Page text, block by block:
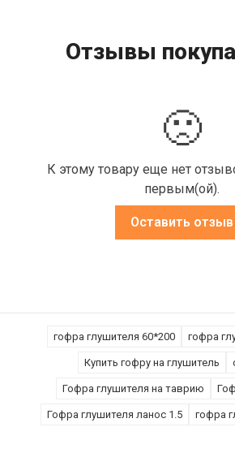
Отзывы
🙁
К этому товару еще нет
первым(ой).
Оставить отзыв
гофра глушителя 60*200 гофра
Купить гофру на глушитель
Гофра глушителя на таврию
Гофра глушителя ланос 1.5 гофра